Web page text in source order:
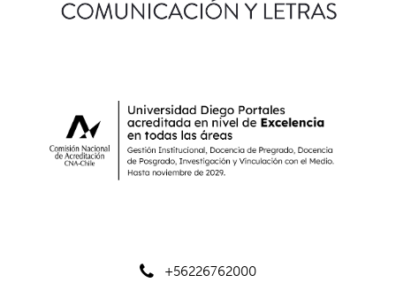
+56226762000